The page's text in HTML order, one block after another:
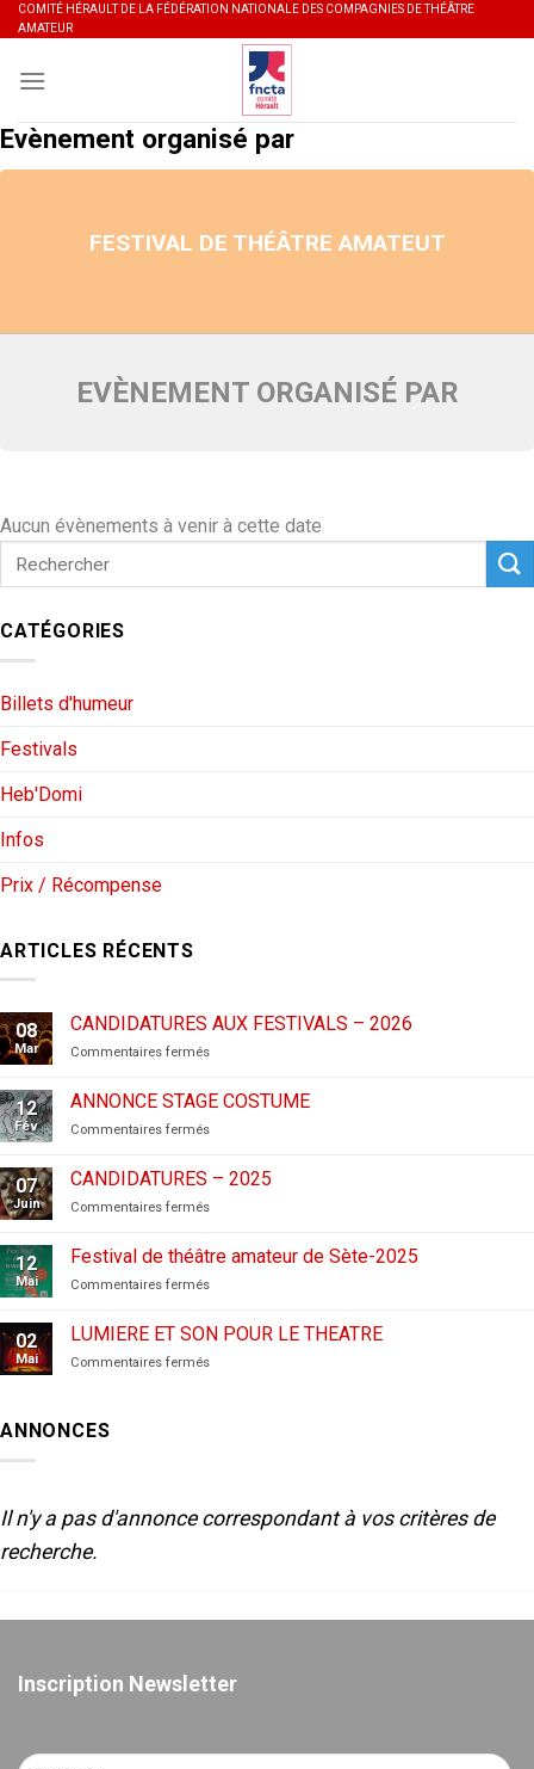
Skip
to
content
COMITÉ HÉRAULT DE LA FÉDÉRATION NATIONALE DES COMPAGNIES DE THÉÂTRE
AMATEUR
Evènement organisé par
FESTIVAL DE THÉÂTRE AMATEUT
EVÈNEMENT ORGANISÉ PAR
Aucun évènements à venir à cette date
CATÉGORIES
Billets d'humeur
Festivals
Heb'Domi
Infos
Prix / Récompense
ARTICLES RÉCENTS
08
Mar
CANDIDATURES AUX FESTIVALS – 2026
Commentaires ferméssur
AUX
FESTIVALS
–
12
Fév
ANNONCE STAGE COSTUME
Commentaires ferméssur
STAGE
COSTUME
07
Juin
CANDIDATURES – 2025
Commentaires ferméssur
2025
12
Mai
Festival de théâtre amateur de Sète-2025
Commentaires ferméssur
de
théâtre
amateur
02
Mai
LUMIERE ET SON POUR LE THEATRE
Commentaires ferméssur
ANNONCES
Il n'y a pas d'annonce correspondant à vos critères de
recherche.
Inscription Newsletter